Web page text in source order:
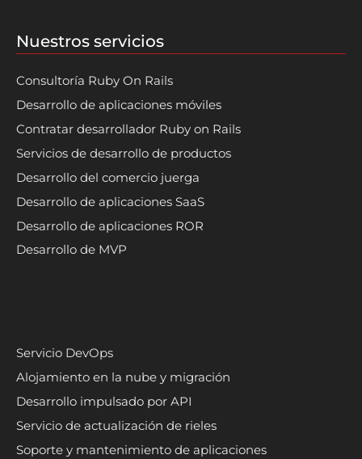
Nuestros servicios
Consultoría Ruby On Rails
Desarrollo de aplicaciones móviles
Contratar desarrollador Ruby on Rails
Servicios de desarrollo de productos
Desarrollo del comercio juerga
Desarrollo de aplicaciones SaaS
Desarrollo de aplicaciones ROR
Desarrollo de MVP
Servicio DevOps
Alojamiento en la nube y migración
Desarrollo impulsado por API
Servicio de actualización de rieles
Soporte y mantenimiento de aplicaciones